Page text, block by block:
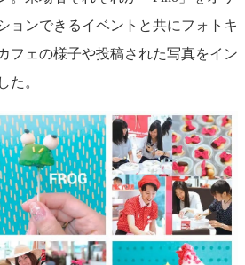
ョンできるイベントと共にフォトキ
フェの様子や投稿された写真をイン
た。